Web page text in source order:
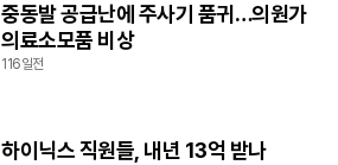
중동발 공급난에 주사기 품귀…의원가
의료소모품 비상
116일전
하이닉스 직원들, 내년 13억 받나